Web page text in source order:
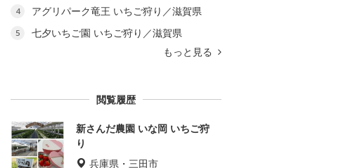
4 アグリパーク竜王 いちご狩り／滋賀県
5
七夕いちご園 いちご狩り／滋賀県
もっと見る
閲覧履歴
新さんだ農園 いな岡 いちご狩
り
兵庫県・三田市